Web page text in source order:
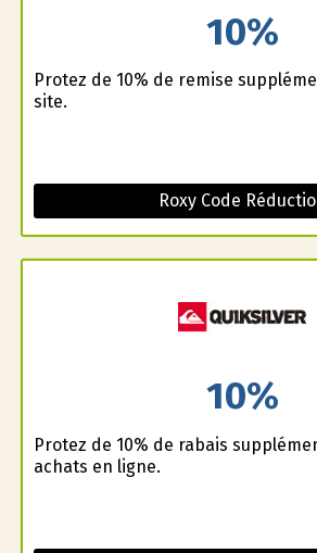
10%
Profitez de 10% de remise
site.
Roxy Code
10%
Profitez de 10% de rabais
achats en ligne.